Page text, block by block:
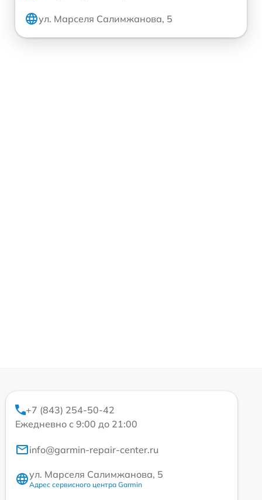
ул. Марселя Салимжанова, 5
+7 (843) 254-50-42
Ежедневно с 9:00 до 21:00
info@garmin-repair-center.ru
ул. Марселя Салимжанова, 5
Адрес сервисного центра Garmin